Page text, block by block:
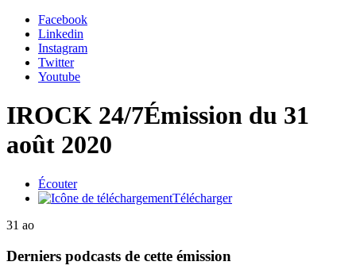
Facebook
Linkedin
Instagram
Twitter
Youtube
IROCK 24/7Émission du 31
août 2020
Écouter
Télécharger
31 ao
Derniers podcasts de cette émission